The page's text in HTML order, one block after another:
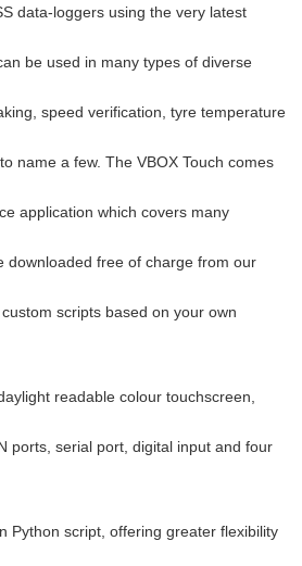
data-loggers using the very latest
be used in many types of diverse
speed verification, tyre temperature
name a few. The VBOX Touch comes
application which covers many
downloaded free of charge from our
scripts based on your own
readable colour touchscreen,
ports, serial port, digital input and four
Python script, offering greater flexibility